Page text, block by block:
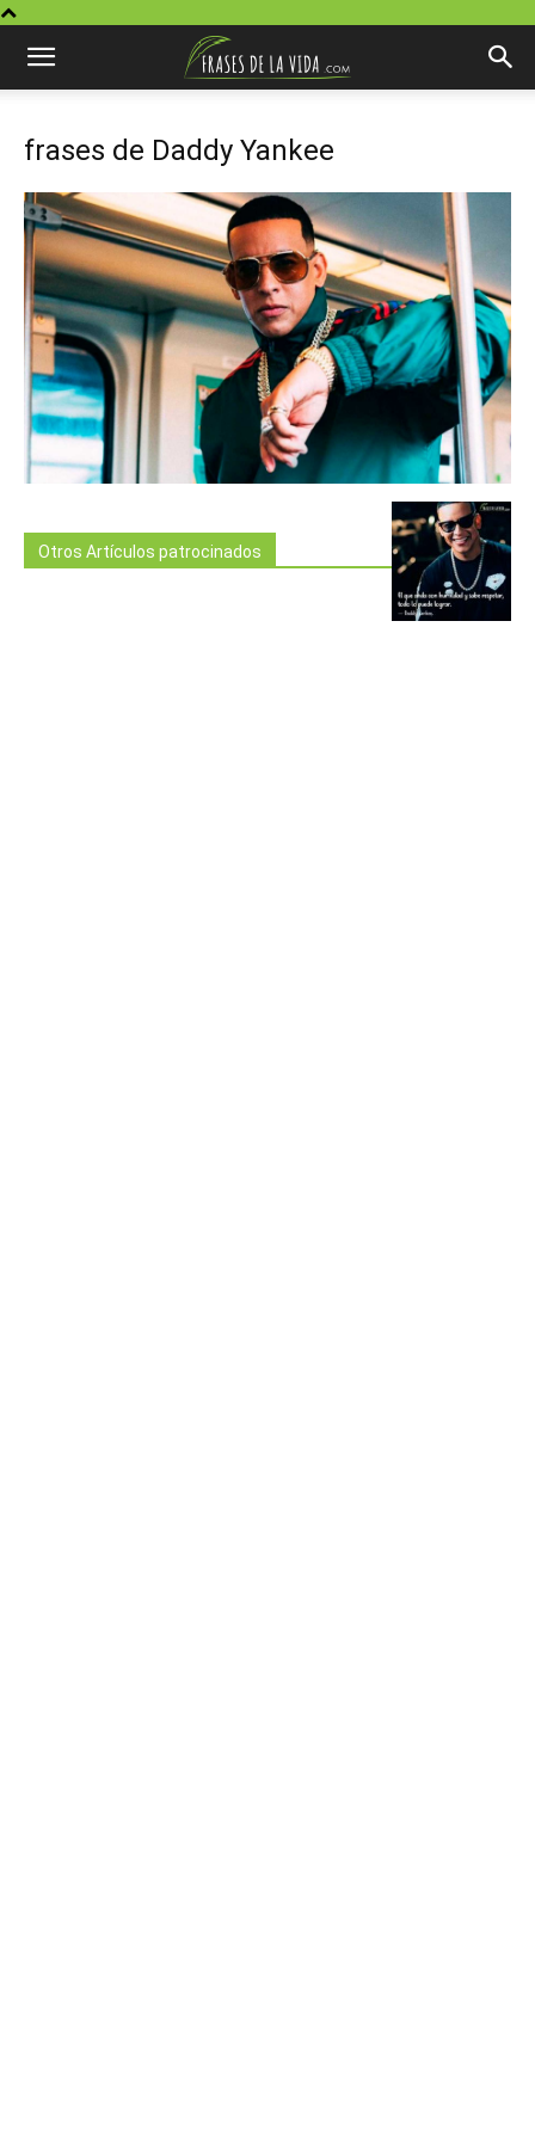
frases de Daddy Yankee
Otros Artículos patrocinados